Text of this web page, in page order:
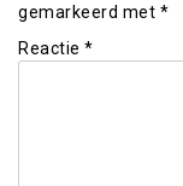
gemarkeerd met *
Reactie *